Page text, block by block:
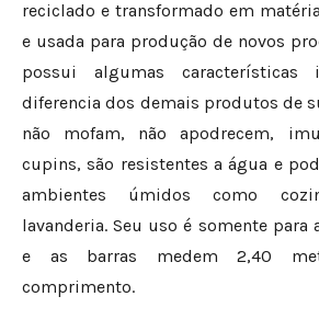
reciclado e transformado em
e usada para produção de novos
possui algumas características
diferencia dos demais produtos de
não mofam, não apodrecem,
cupins, são resistentes a água e
ambientes úmidos como
lavanderia. Seu uso é somente para
e as barras medem 2,40
comprimento.